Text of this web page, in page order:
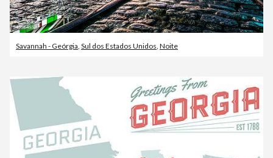
Savannah - Geórgia Sul dos Estados Unidos Noite